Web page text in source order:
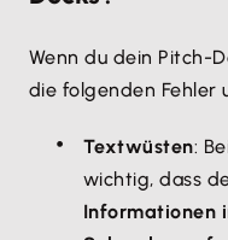
Wenn du dein Pitch-
die folgenden Fehler
Textwüsten:
wichtig, dass
Informationen